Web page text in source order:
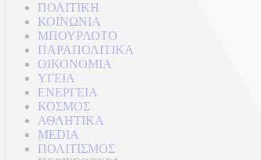
ΠΟΛΙΤΙΚΗ
ΚΟΙΝΩΝΙΑ
ΜΠΟΥΡΛΟΤΟ
ΠΑΡΑΠΟΛΙΤΙΚΑ
ΟΙΚΟΝΟΜΙΑ
ΥΓΕΙΑ
ΕΝΕΡΓΕΙΑ
ΚΟΣΜΟΣ
ΑΘΛΗΤΙΚΑ
MEDIA
ΠΟΛΙΤΙΣΜΟΣ